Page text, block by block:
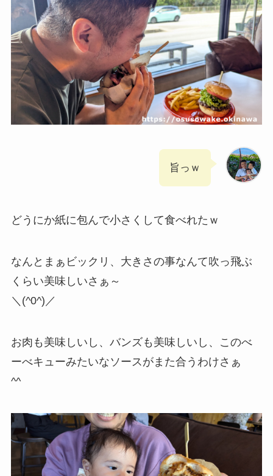
旨っｗ
どうにか紙に包んで小さくして食べれたｗ
なんとまぁビックリ、大きさの事なんて吹っ飛ぶ
くらい美味しいさぁ～
＼(^0^)／
お肉も美味しいし、バンズも美味しいし、このべ
ーべキューみたいなソースがまた合うわけさぁ
^^